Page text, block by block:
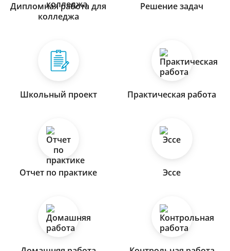
Дипломная работа для
колледжа
Решение задач
Школьный проект Практическая работа
Отчет по практике Эссе